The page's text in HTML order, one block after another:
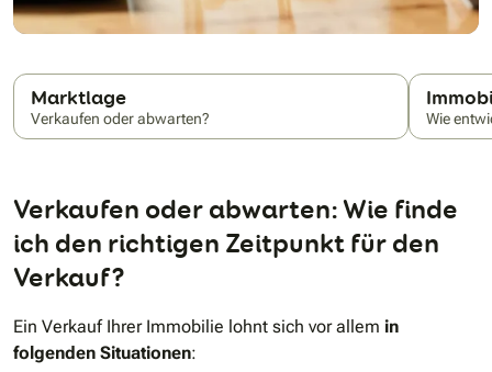
Marktlage
Verkaufen oder abwarten? Wie
Verkaufen oder abwarten: Wie finde
ich den richtigen Zeitpunkt für den
Verkauf?
Ein Verkauf Ihrer Immobilie lohnt sich vor allem in
folgenden Situationen: